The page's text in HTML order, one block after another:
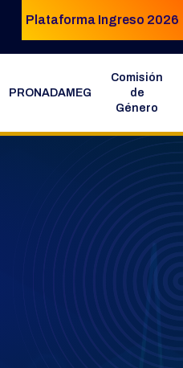
Plataforma Ingreso 2026
PRONADAMEG
Comisión
de
Género